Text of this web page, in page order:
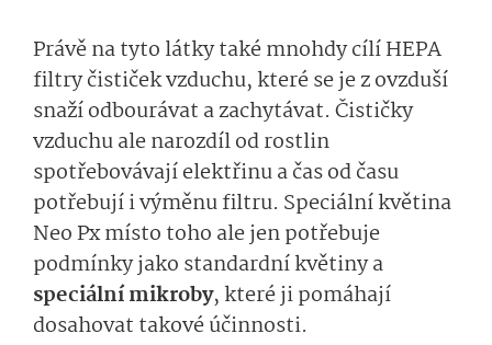
Právě na tyto látky také mnohdy cílí HEPA
filtry čističek vzduchu, které se je z ovzduší
snaží odbourávat a zachytávat. Čističky
vzduchu ale narozdíl od rostlin
spotřebovávají elektřinu a čas od času
potřebují i výměnu filtru. Speciální květina
Neo Px místo toho ale jen potřebuje
podmínky jako standardní květiny a
speciální mikroby, které ji pomáhají
dosahovat takové účinnosti.